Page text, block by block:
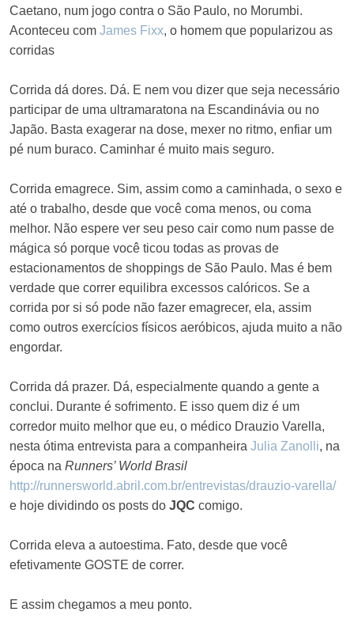
Caetano, num jogo contra o São Paulo, no Morumbi.
Aconteceu comJames Fixx, o homem que popularizou as
corridas
Corrida dá dores. Dá. E nem vou dizer que seja necessário
participar de uma ultramaratona na Escandinávia ou no
Japão. Basta exagerar na dose, mexer no ritmo, enfiar um
pé num buraco. Caminhar é muito mais seguro.
Corrida emagrece. Sim, assim como a caminhada, o sexo e
até o trabalho, desde que você coma menos, ou coma
melhor. Não espere ver seu peso cair como num passe de
mágica só porque você ticou todas as provas de
estacionamentos de shoppings de São Paulo. Mas é bem
verdade que correr equilibra excessos calóricos. Se a
corrida por si só pode não fazer emagrecer, ela, assim
como outros exercícios físicos aeróbicos, ajuda muito a não
engordar.
Corrida dá prazer. Dá, especialmente quando a gente a
conclui. Durante é sofrimento. E isso quem diz é um
corredor muito melhor que eu, o médico Drauzio Varella,
nesta ótima entrevista para a companheiraJulia Zanolli, na
época naRunners’ World Brasil
http://runnersworld.abril.com.br/entrevistas/drauzio-varella/
e hoje dividindo os posts doJQC comigo.
Corrida eleva a autoestima. Fato, desde que você
efetivamente GOSTE de correr.
E assim chegamos a meu ponto.